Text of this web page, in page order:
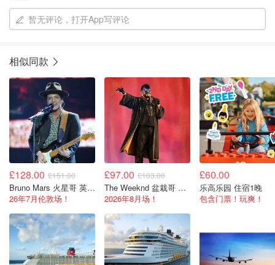
暂无评论，打开App写评论
相似同款
£128.00 £151.00
Bruno Mars 火星哥 英国演唱会
26年7月伦敦场！
£97.00 £103.00
The Weeknd 盆栽哥 英国演唱会
2026年8月场！
£60.00
乐高乐园 住宿1晚
包含门票！玩爽！